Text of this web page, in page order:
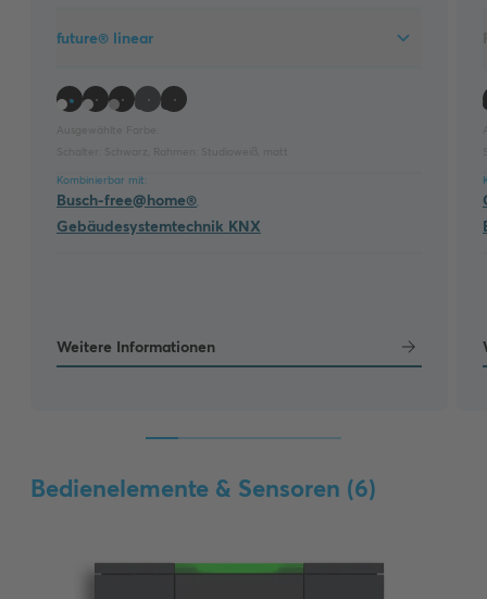
future® linear
Schwarz Rahmen:
Studioweiß, matt
Kombinierbar mit:
Busch-free@home®,
Gebäudesystemtechnik KNX
Weitere Informationen
Bedienelemente & Sensoren (6)